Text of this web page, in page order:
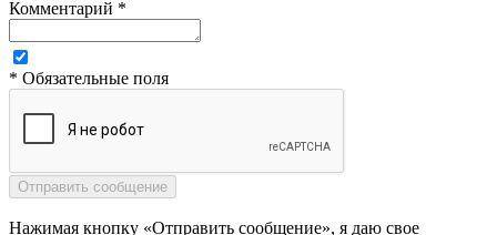
Комментарий *
* Обязательные поля
Нажимая кнопку «Отправить сообщение», я даю свое